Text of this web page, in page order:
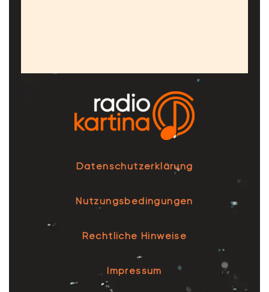
Datenschutzerklärung
Nutzungsbedingungen
Rechtliche Hinweise
Impressum